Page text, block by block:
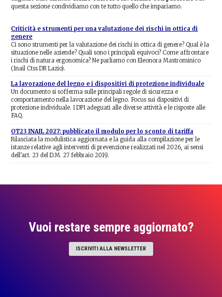
questa sezione condividiamo con te tutto quello che impariamo.
Criticità e strumenti per una valutazione dei rischi in ottica di
genere
Ci sono strumenti per la valutazione dei rischi in ottica di genere? Qual è la
situazione nelle aziende? Quali sono i principali equivoci? Come affrontare
i rischi di natura ergonomica? Ne parliamo con Eleonora Mastrominico
(Inail Ctss DR Lazio).
La lavorazione del legno e i dispositivi di protezione individuale
Un documento si sofferma sulle principali regole di sicurezza e
comportamento nella lavorazione del legno. Focus sui dispositivi di
protezione individuale. I DPI adeguati alle diverse attività e le risposte alle
FAQ.
OT23 INAIL 2027: pubblicato il modulo per lo sconto di tariffa
Rilasciata la modulistica aggiornata e la guida alla compilazione per le
istanze relative agli interventi di prevenzione realizzati nel 2026, ai sensi
dell'art. 23 del D.M. 27 febbraio 2019.
Vuoi restare sempre aggiornato?
ISCRIVITI ALLA NEWSLETTER